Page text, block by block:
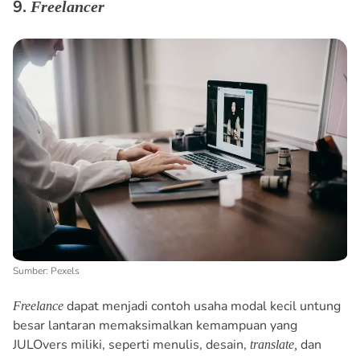
9. Freelancer
Sumber: Pexels
Freelance dapat menjadi contoh usaha modal kecil untung
besar lantaran memaksimalkan kemampuan yang
JULOvers miliki, seperti menulis, desain, translate, dan